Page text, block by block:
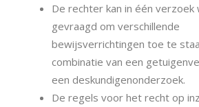
De rechter kan in één verzoek
gevraagd om verschillende
bewijsverrichtingen toe te
combinatie van een
een deskundigenonderzoek.
De regels voor het recht op